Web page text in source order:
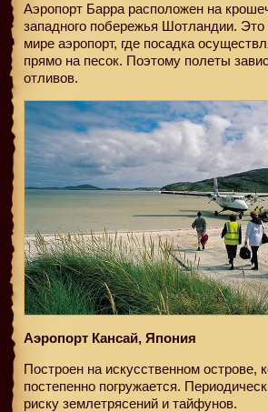
Аэропорт Барра расположен на
западного побережья Шотландии.
мире аэропорт, где посадка
прямо на песок. Поэтому полеты
отливов.
Аэропорт Кансай, Япония
Построен на искусственном острове,
постепенно погружается.
риску землетрясений и тайфунов.